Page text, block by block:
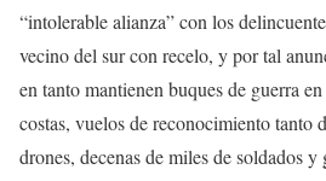
“intolerable alianza” con los
vecino del sur con recelo, y por tal
en tanto mantienen buques de guerra
costas, vuelos de reconocimiento tanto
drones, decenas de miles de soldados y